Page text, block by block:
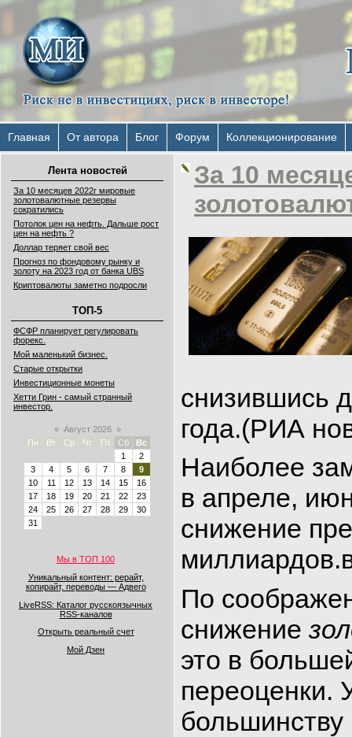
Главная От автора Блог Форум Коллекционирование
Лента новостей
За 10 месяцев 2022г мировые
золотовалютные резервы
сократились
Потолок цен на нефть. Дальше рост
цен на нефть ?
Доллар теряет свой вес
Прогноз по фондовому рынку и
золоту на 2023 год от банка UBS
Криптовалюты заметно подросли
ТОП-5
ФСФР планирует регулировать
форекс.
Мой маленький бизнес.
Старые открытки
Инвестиционные монеты
Хетти Грин - самый странный
инвестор.
« Август 2026 »
Пн
Вт Ср Чт Пт Сб
Вс
1
2
3
4 5 6 7 8
9
10
11 12 13 14 15
16
17
18 19 20 21 22
23
24
25 26 27 28 29
30
31
Мы в ТОП 100
Уникальный контент: рерайт,
копирайт, переводы — Адвего
LiveRSS: Каталог русскоязычных
RSS-каналов
Открыть реальный счет
Мой Дзен
За 10
снизившись
года.(РИА
Наиболее
в апреле,
снижение
По
снижение
это в
переоценки.